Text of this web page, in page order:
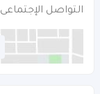
التواصل الإجتماعى